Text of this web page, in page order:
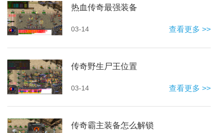
热血传奇最强装备
03-14 查看更多 >>
传奇野生尸王位置
03-14 查看更多 >>
传奇霸主装备怎么解锁